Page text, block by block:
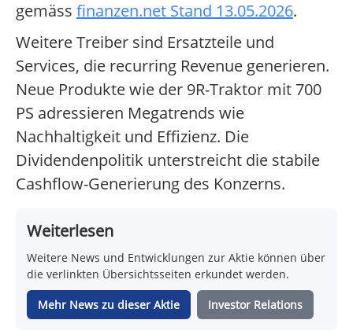
gemäss finanzen.net Stand 13.05.2026.
Weitere Treiber sind Ersatzteile und
Services, die recurring Revenue generieren.
Neue Produkte wie der 9R-Traktor mit 700
PS adressieren Megatrends wie
Nachhaltigkeit und Effizienz. Die
Dividendenpolitik unterstreicht die stabile
Cashflow-Generierung des Konzerns.
Weiterlesen
Weitere News und Entwicklungen zur Aktie können über
die verlinkten Übersichtsseiten erkundet werden.
Mehr News zu dieser Aktie Investor Relations